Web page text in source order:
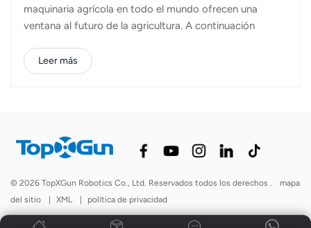
maquinaria agrícola en todo el mundo ofrecen una
ventana al futuro de la agricultura. A continuación
imprescindibles que ningún entusiasta de la agricultura
debería perderse: 1. EIMA Internacional -
todo el mundo. La feria pone un fuerte énfasis en la
mecanización y las soluciones sostenibles, lo que la
agrícola mundial. 2. Agrishow - Brasil: Ubicación: Ribeirao
PretoFecha: 29 Abril - 3er mayo 2024Agrishow en Brasil
es la feria de tecnología agrícola más grande d...
Leer más
© 2026 TopXGun Robotics Co., Ltd. Reservados todos los derechos .
mapa
del sitio
| XML | política de privacidad